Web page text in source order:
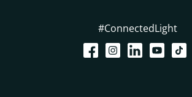
#ConnectedLight